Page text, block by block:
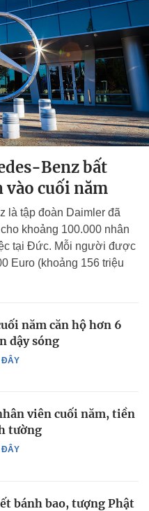
Benz bất
vào cuối năm
là tập đoàn Daimler đã
khoảng 100.000 nhân
tại Đức. Mỗi người được
Euro (khoảng 156 triệu
ĐÂY
năm căn hộ hơn 6
dậy sóng
ĐÂY
viên cuối năm, tiền
tường
bánh bao, tượng Phật